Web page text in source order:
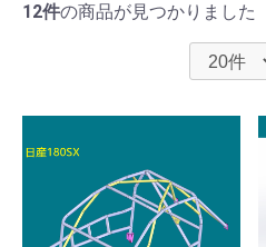
12件の商品が見つかりました